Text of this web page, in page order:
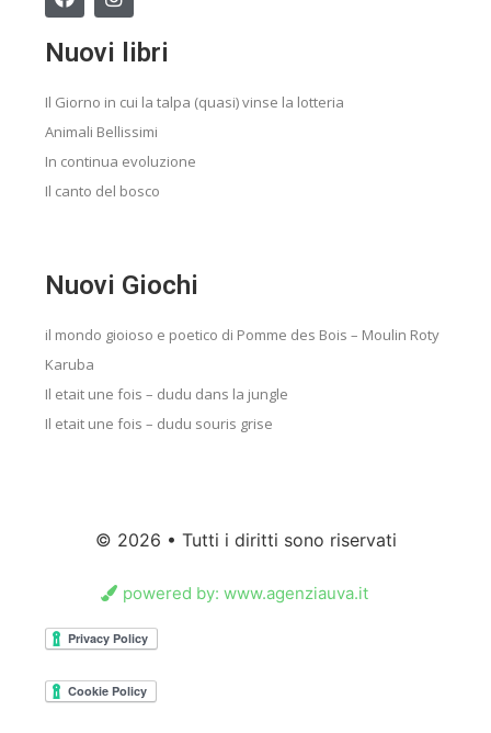
Nuovi libri
Il Giorno in cui la talpa (quasi) vinse la lotteria
Animali Bellissimi
In continua evoluzione
Il canto del bosco
Nuovi Giochi
il mondo gioioso e poetico di Pomme des Bois – Moulin Roty
Karuba
Il etait une fois – dudu dans la jungle
Il etait une fois – dudu souris grise
© 2026 • Tutti i diritti sono riservati
powered by: www.agenziauva.it